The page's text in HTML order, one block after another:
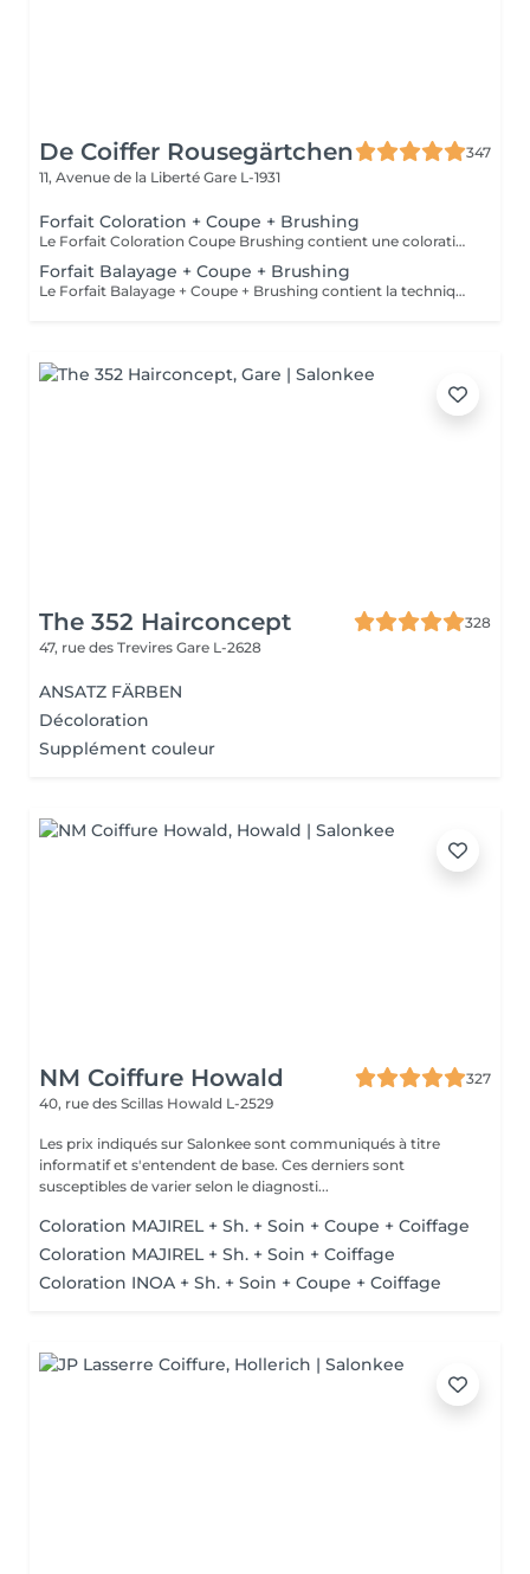
De Coiffer Rousegärtchen
347
11, Avenue de la Liberté Gare L-1931
Forfait Coloration + Coupe + Brushing
Le Forfait Coloration Coupe Brushing contient une coloration des racines et une coupe. Dépendant de la quantité de couleur utilisée ou de la longueur des cheveux le prix peut varier. (Veuillez sélectionner le Forfait Balayage au cas où vous souhaitez avoir des mèches ou un Balayage.) En cas de questions veuillez appeler au +352 26 35 02 89
Forfait Balayage + Coupe + Brushing
Le Forfait Balayage + Coupe + Brushing contient la technique Balayage, un coulage (pour donner le bon reflet au Balayage), Olaplex, une Coupe et un Brushing. Dépendant de la quantité de produit utilisée ou de la longueur des cheveux, le prix peut varier. En cas de questions veuillez appeler au +352 26 35 02 89.
The 352 Hairconcept
328
47, rue des Trevires Gare L-2628
ANSATZ FÄRBEN
Décoloration
Supplément couleur
NM Coiffure Howald
327
40, rue des Scillas Howald L-2529
Les prix indiqués sur Salonkee sont communiqués à titre
informatif et s'entendent de base. Ces derniers sont
susceptibles de varier selon le diagnosti...
Coloration MAJIREL + Sh. + Soin + Coupe + Coiffage
Coloration MAJIREL + Sh. + Soin + Coiffage
Coloration INOA + Sh. + Soin + Coupe + Coiffage